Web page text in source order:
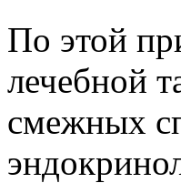
По этой
лечебной
смежных